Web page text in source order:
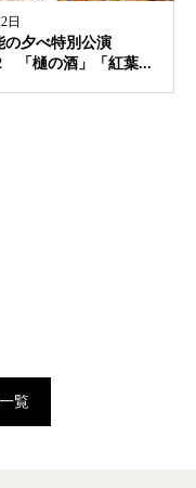
日
の夕べ特別公演
「樋の酒」「紅葉...
覧